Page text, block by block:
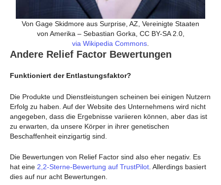
Von Gage Skidmore aus Surprise, AZ, Vereinigte Staaten
von Amerika – Sebastian Gorka, CC BY-SA 2.0,
via Wikipedia Commons
Andere Relief Factor Bewertungen
Funktioniert der Entlastungsfaktor?
Die Produkte und Dienstleistungen scheinen bei einigen Nutzern
Erfolg zu haben. Auf der Website des Unternehmens wird nicht
angegeben, dass die Ergebnisse variieren können, aber das ist
zu erwarten, da unsere Körper in ihrer genetischen
Beschaffenheit einzigartig sind.
Die Bewertungen von Relief Factor sind also eher negativ. Es
hat eine 2,2-Sterne-Bewertung auf TrustPilot . Allerdings basiert
dies auf nur acht Bewertungen.